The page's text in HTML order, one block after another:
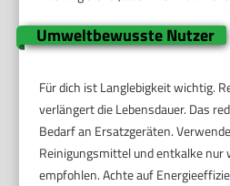
Umweltbewusste Nutzer
Für dich ist Langlebigkeit wichtig.
verlängert die Lebensdauer. Das
Bedarf an Ersatzgeräten.
Reinigungsmittel und entkalke nur
empfohlen. Achte auf